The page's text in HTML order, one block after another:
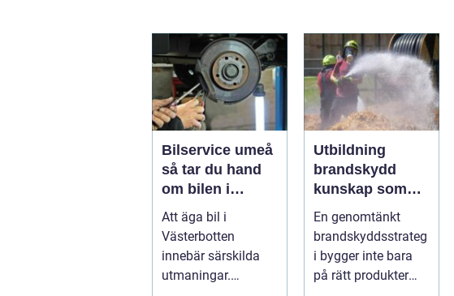
Bilservice umeå
så tar du hand
om bilen i
norrländskt
klimat
Att äga bil i
Västerbotten
innebär särskilda
utmaningar.
Utbildning
brandskydd
kunskap som
räddar liv och
skyddar
verksamheter
En genomtänkt
brandskyddsstrateg
i bygger inte bara
på rätt produkter